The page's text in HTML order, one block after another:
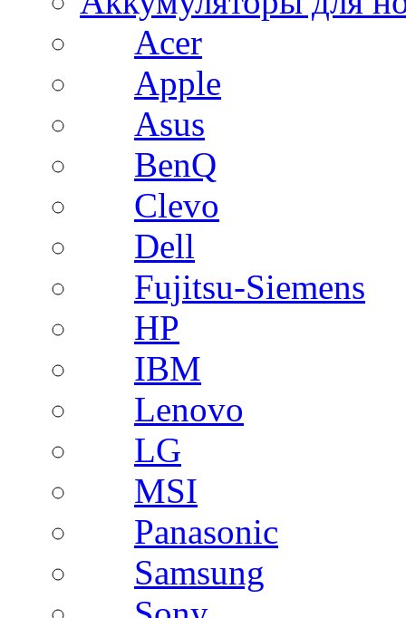
Acer
Apple
Asus
BenQ
Clevo
Dell
Fujitsu-Siemens
HP
IBM
Lenovo
LG
MSI
Panasonic
Samsung